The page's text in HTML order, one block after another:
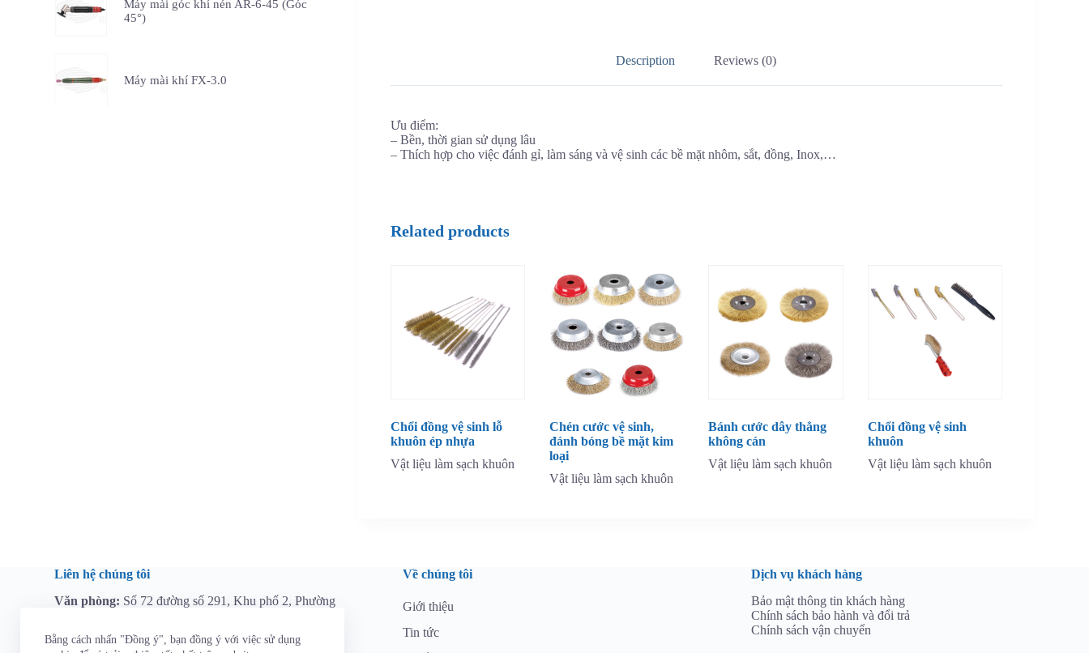
Bằng cách nhấn "Đồng ý", bạn đồng ý với việc sử dụng
Description Reviews (0)
Ưu điểm:
– Bền, thời gian sử dụng lâu
– Thích hợp cho việc đánh gỉ, làm sáng và vệ sinh các bề mặt nhôm, sắt, đồng, Inox,…
Related products
Chổi đồng vệ sinh lỗ
khuôn ép nhựa
Vật liệu làm sạch khuôn
Chén cước vệ sinh,
đánh bóng bề mặt kim
loại
Vật liệu làm sạch khuôn
Bánh cước dây thẳng
không cán
Vật liệu làm sạch khuôn
Chổi đồng vệ sinh
khuôn
Vật liệu làm sạch khuôn
Máy mài góc khí nén AR-6-45 (Góc
45°)
Máy mài khí FX-3.0
Liên hệ chúng tôi
Văn phòng: Số 72 đường số 291, Khu phố 2, Phường
Email: tainguyen@t3aindustry.com
Về chúng tôi
Giới thiệu
Tin tức
Dịch vụ khách hàng
Bảo mật thông tin khách hàng
Chính sách bảo hành và đổi trả
Chính sách vận chuyển